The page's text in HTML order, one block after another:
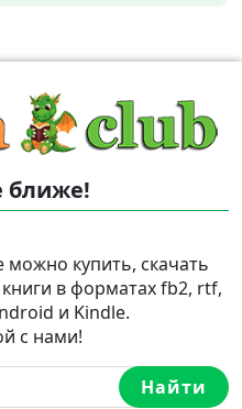
ближе!
можно купить, скачать
в форматах fb2, rtf,
и Kindle.
с нами!
Найти